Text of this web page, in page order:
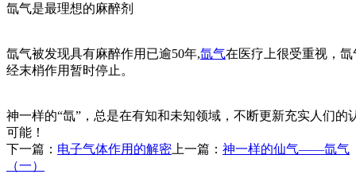
氙气是最理想的麻醉剂
氙气被发现具有麻醉作用已逾50年,氙气在医疗上很受重视，
经末梢作用暂时停止。
神一样的“氙”，总是在有知和未知领域，不断更新充实人们
可能！
下一篇： 电子气体作用的解密 上一篇： 神一样的仙气——氙气
（一）